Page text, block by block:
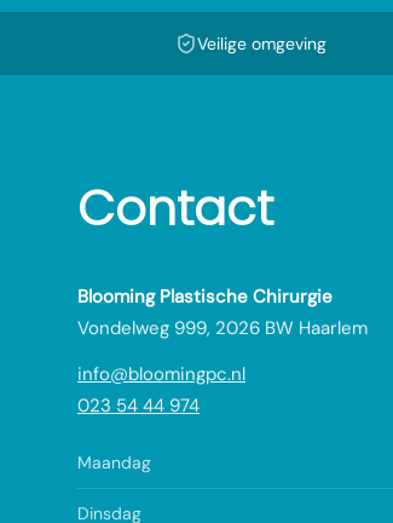
Veilige omgeving
Contact
Blooming Plastische Chirurgie
Vondelweg 999, 2026 BW Haarlem
info@bloomingpc.nl
023 54 44 974
Maandag
Dinsdag